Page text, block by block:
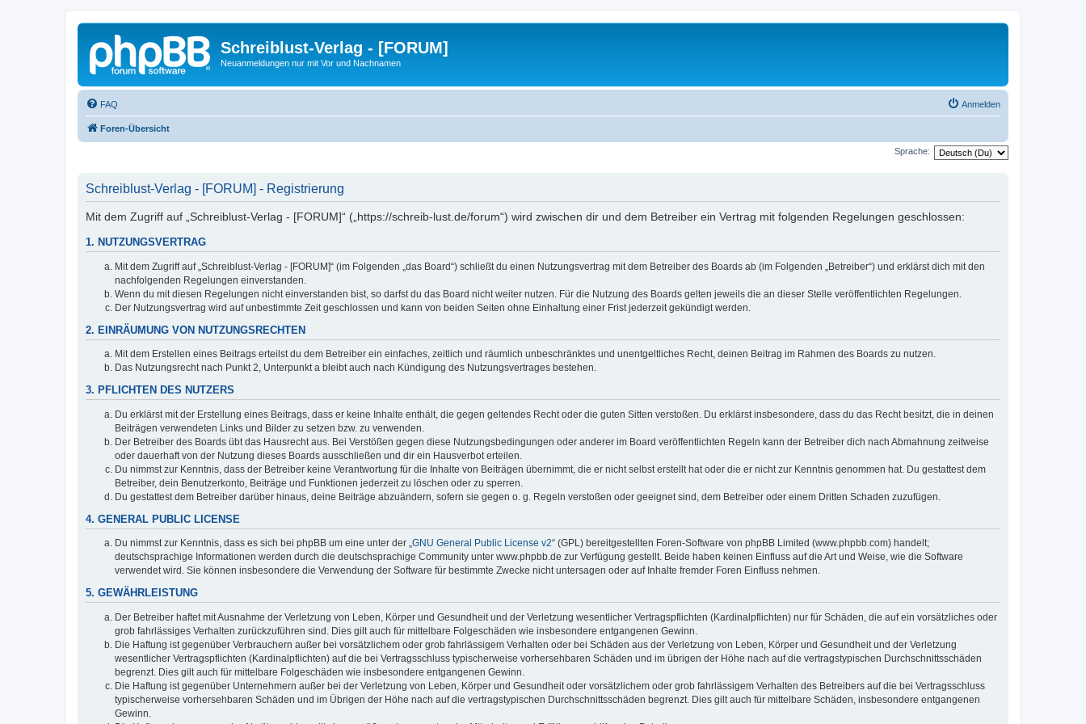
Schreiblust-Verlag - [FORUM]
Neuanmeldungen nur mit Vor und Nachnamen
FAQ Anmelden
Foren-Übersicht
Sprache:
Schreiblust-Verlag - [FORUM] - Registrierung
Mit dem Zugriff auf „Schreiblust-Verlag - [FORUM]“ („https://schreib-lust.de/forum“) wird zwischen dir und dem Betreiber ein Vertrag mit folgenden Regelungen geschlossen:
1. NUTZUNGSVERTRAG
Mit dem Zugriff auf „Schreiblust-Verlag - [FORUM]“ (im Folgenden „das Board“) schließt du einen Nutzungsvertrag mit dem Betreiber des Boards ab (im Folgenden „Betreiber“) und erklärst dich mit den
nachfolgenden Regelungen einverstanden.
Wenn du mit diesen Regelungen nicht einverstanden bist, so darfst du das Board nicht weiter nutzen. Für die Nutzung des Boards gelten jeweils die an dieser Stelle veröffentlichten Regelungen.
Der Nutzungsvertrag wird auf unbestimmte Zeit geschlossen und kann von beiden Seiten ohne Einhaltung einer Frist jederzeit gekündigt werden.
2. EINRÄUMUNG VON NUTZUNGSRECHTEN
Mit dem Erstellen eines Beitrags erteilst du dem Betreiber ein einfaches, zeitlich und räumlich unbeschränktes und unentgeltliches Recht, deinen Beitrag im Rahmen des Boards zu nutzen.
Das Nutzungsrecht nach Punkt 2, Unterpunkt a bleibt auch nach Kündigung des Nutzungsvertrages bestehen.
3. PFLICHTEN DES NUTZERS
Du erklärst mit der Erstellung eines Beitrags, dass er keine Inhalte enthält, die gegen geltendes Recht oder die guten Sitten verstoßen. Du erklärst insbesondere, dass du das Recht besitzt, die in deinen
Beiträgen verwendeten Links und Bilder zu setzen bzw. zu verwenden.
Der Betreiber des Boards übt das Hausrecht aus. Bei Verstößen gegen diese Nutzungsbedingungen oder anderer im Board veröffentlichten Regeln kann der Betreiber dich nach Abmahnung zeitweise
oder dauerhaft von der Nutzung dieses Boards ausschließen und dir ein Hausverbot erteilen.
Du nimmst zur Kenntnis, dass der Betreiber keine Verantwortung für die Inhalte von Beiträgen übernimmt, die er nicht selbst erstellt hat oder die er nicht zur Kenntnis genommen hat. Du gestattest dem
Betreiber, dein Benutzerkonto, Beiträge und Funktionen jederzeit zu löschen oder zu sperren.
Du gestattest dem Betreiber darüber hinaus, deine Beiträge abzuändern, sofern sie gegen o. g. Regeln verstoßen oder geeignet sind, dem Betreiber oder einem Dritten Schaden zuzufügen.
4. GENERAL PUBLIC LICENSE
Du nimmst zur Kenntnis, dass es sich bei phpBB um eine unter der „GNU General Public License v2“ (GPL) bereitgestellten Foren-Software von phpBB Limited (www.phpbb.com) handelt;
deutschsprachige Informationen werden durch die deutschsprachige Community unter www.phpbb.de zur Verfügung gestellt. Beide haben keinen Einfluss auf die Art und Weise, wie die Software
verwendet wird. Sie können insbesondere die Verwendung der Software für bestimmte Zwecke nicht untersagen oder auf Inhalte fremder Foren Einfluss nehmen.
5. GEWÄHRLEISTUNG
Der Betreiber haftet mit Ausnahme der Verletzung von Leben, Körper und Gesundheit und der Verletzung wesentlicher Vertragspflichten (Kardinalpflichten) nur für Schäden, die auf ein vorsätzliches oder
grob fahrlässiges Verhalten zurückzuführen sind. Dies gilt auch für mittelbare Folgeschäden wie insbesondere entgangenen Gewinn.
Die Haftung ist gegenüber Verbrauchern außer bei vorsätzlichem oder grob fahrlässigem Verhalten oder bei Schäden aus der Verletzung von Leben, Körper und Gesundheit und der Verletzung
wesentlicher Vertragspflichten (Kardinalpflichten) auf die bei Vertragsschluss typischerweise vorhersehbaren Schäden und im übrigen der Höhe nach auf die vertragstypischen Durchschnittsschäden
begrenzt. Dies gilt auch für mittelbare Folgeschäden wie insbesondere entgangenen Gewinn.
Die Haftung ist gegenüber Unternehmern außer bei der Verletzung von Leben, Körper und Gesundheit oder vorsätzlichem oder grob fahrlässigem Verhalten des Betreibers auf die bei Vertragsschluss
typischerweise vorhersehbaren Schäden und im Übrigen der Höhe nach auf die vertragstypischen Durchschnittsschäden begrenzt. Dies gilt auch für mittelbare Schäden, insbesondere entgangenen
Gewinn.